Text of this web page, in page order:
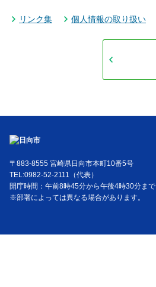
リンク集 個人情報の取り扱い
〒883-8555 宮崎県日向市本町10番5号
TEL:0982-52-2111（代表）
開庁時間：午前8時45分から午後4時30分まで
※部署によっては異なる場合があります。